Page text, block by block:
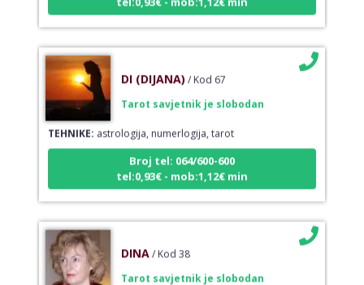
Tarot savjetnik je slobodan
TEHNIKE:astrologija, numerlogija, tarot
Broj tel: 064/600-600
tel:0,93€ - mob:1,12€ min